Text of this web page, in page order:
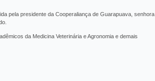
pela presidente da Cooperaliança de Guarapuava, senhora
da Medicina Veterinária e Agronomia e demais